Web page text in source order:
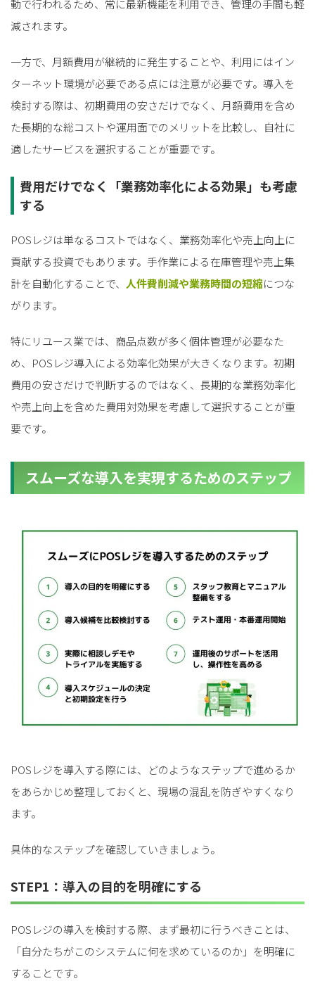
動で行われるため、常に最新機能を利用でき、管理の手間も軽
減されます。
一方で、月額費用が継続的に発生することや、利用にはイン
ターネット環境が必要である点には注意が必要です。導入を
検討する際は、初期費用の安さだけでなく、月額費用を含め
た長期的な総コストや運用面でのメリットを比較し、自社に
適したサービスを選択することが重要です。
費用だけでなく「業務効率化による効果」も考慮
する
POSレジは単なるコストではなく、業務効率化や売上向上に
貢献する投資でもあります。手作業による在庫管理や売上集
計を自動化することで、 人件費削減や業務時間の短縮につな
がります。
特にリユース業では、商品点数が多く個体管理が必要なた
め、POSレジ導入による効率化効果が大きくなります。初期
費用の安さだけで判断するのではなく、長期的な業務効率化
や売上向上を含めた費用対効果を考慮して選択することが重
要です。
スムーズな導入を実現するためのステップ
POSレジを導入する際には、どのようなステップで進めるか
をあらかじめ整理しておくと、現場の混乱を防ぎやすくなり
ます。
具体的なステップを確認していきましょう。
STEP1：導入の目的を明確にする
POSレジの導入を検討する際、まず最初に行うべきことは、
「自分たちがこのシステムに何を求めているのか」を明確に
することです。